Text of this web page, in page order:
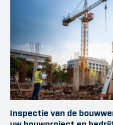
Inspectie van de